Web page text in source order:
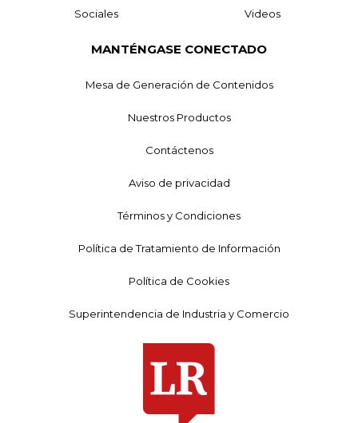
Sociales Videos
MANTÉNGASE CONECTADO
Mesa de Generación de Contenidos
Nuestros Productos
Contáctenos
Aviso de privacidad
Términos y Condiciones
Política de Tratamiento de Información
Política de Cookies
Superintendencia de Industria y Comercio